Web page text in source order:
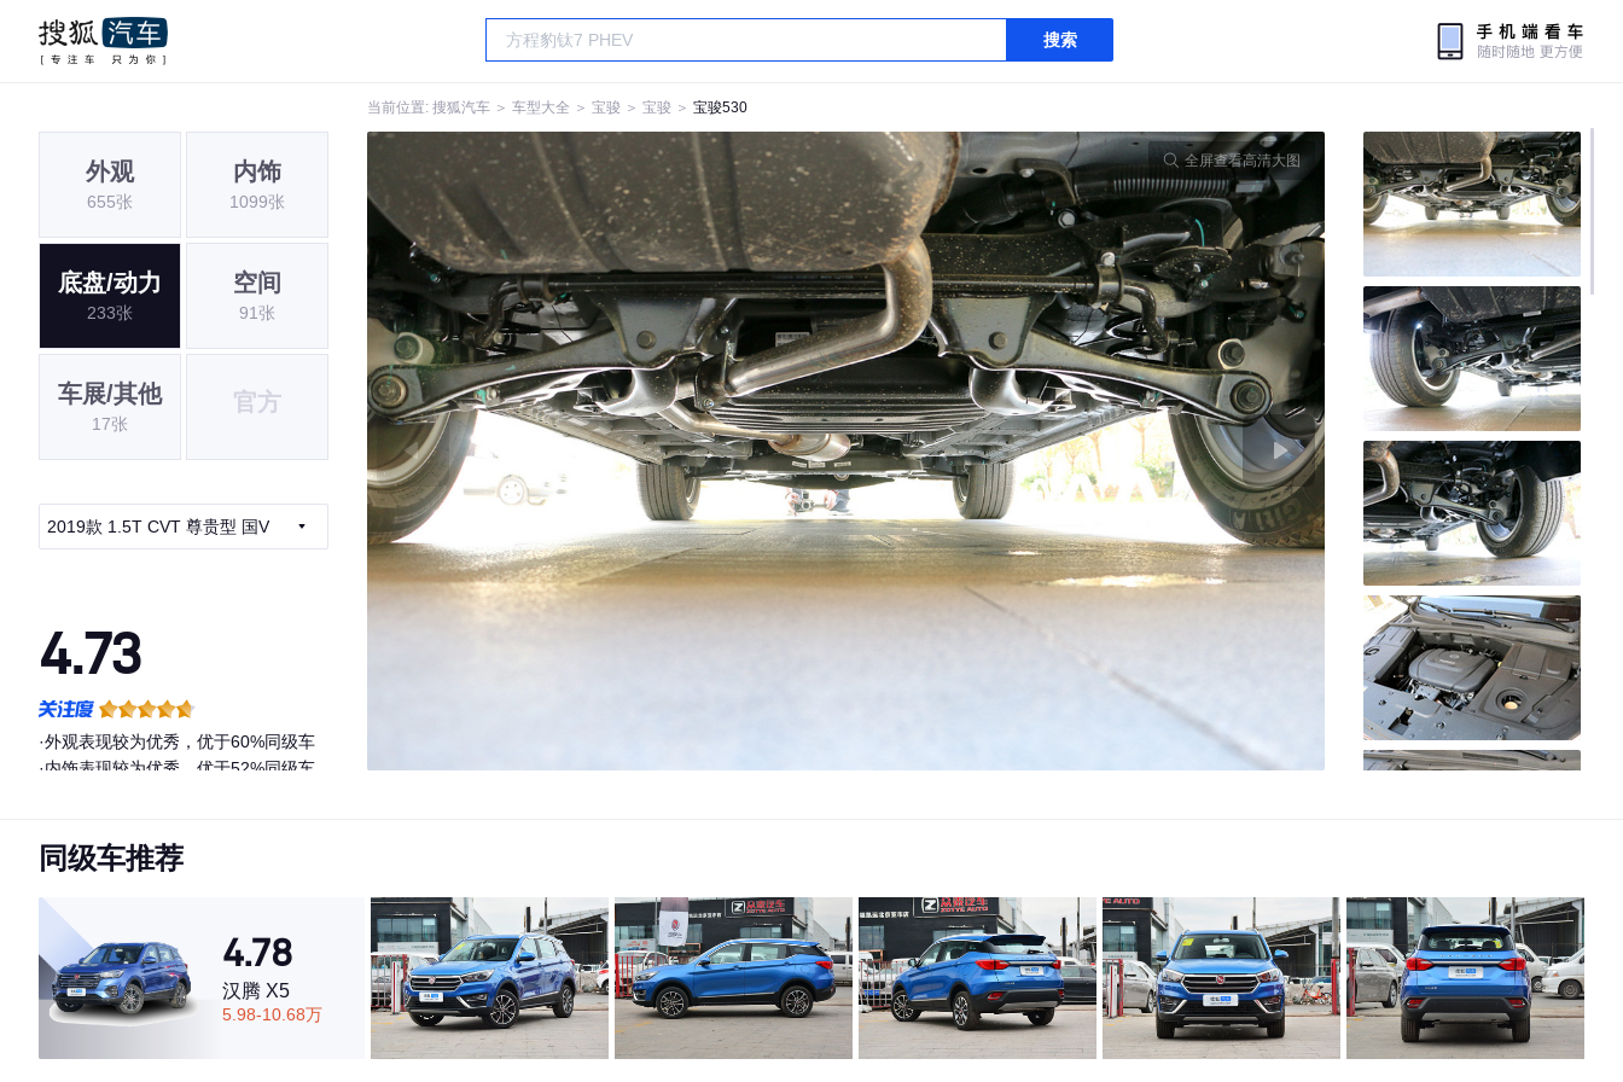
搜索
当前位置: 搜狐汽车 ＞ 车型大全 ＞ 宝骏 ＞ 宝骏 ＞ 宝骏530
外观
655张
内饰
1099张
底盘/动力
233张
空间
91张
车展/其他
17张
官方
2019款 1.5T CVT 尊贵型 国V
4.73
·外观表现较为优秀，优于60%同级车
·内饰表现较为优秀，优于52%同级车
全屏查看高清大图
同级车推荐
4.78
汉腾 X5
5.98-10.68万